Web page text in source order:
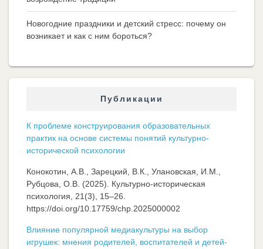
Новогодние праздники и детский стресс: почему он
возникает и как с ним бороться?
Публикации
К проблеме конструирования образовательных
практик на основе системы понятий культурно-
исторической психологии
Конокотин, А.В., Зарецкий, В.К., Улановская, И.М.,
Рубцова, О.В. (2025). Культурно-историческая
психология, 21(3), 15–26.
https://doi.org/10.17759/chp.2025000002
Влияние популярной медиакультуры на выбор
игрушек: мнения родителей, воспитателей и детей-